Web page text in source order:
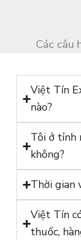
Các câu
Việt Tín
nào?
Tôi ở tỉnh
không?
Thời gian
Việt Tín
thuốc,